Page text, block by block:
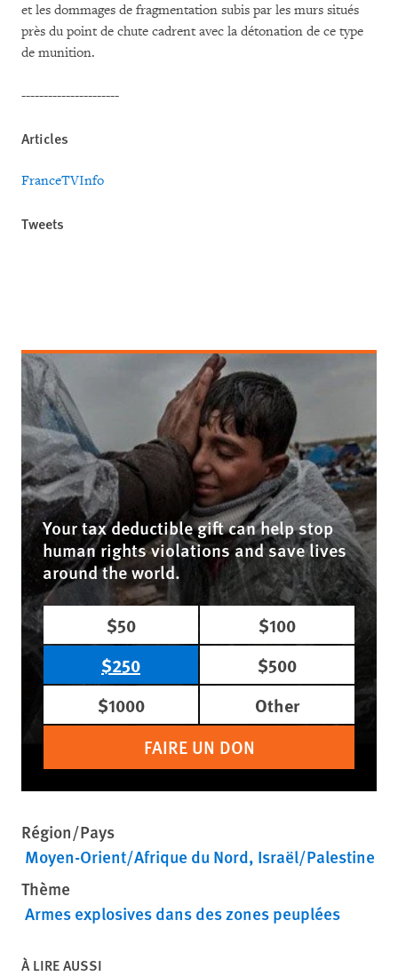
et les dommages de fragmentation subis par les murs situés
près du point de chute cadrent avec la détonation de ce type
de munition.
----------------------
Articles
FranceTVInfo
Tweets
Your tax deductible gift can help stop
human rights violations and save lives
around the world.
$50
$100
$250
$500
$1000
Other
FAIRE UN DON
Région/Pays
Moyen-Orient/Afrique du Nord Israël/Palestine
Thème
Armes explosives dans des zones peuplées
À LIRE AUSSI